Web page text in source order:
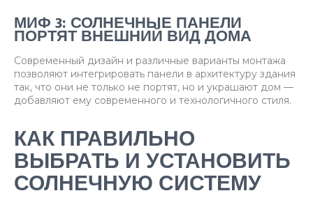
МИФ 3: СОЛНЕЧНЫЕ ПАНЕЛИ
ПОРТЯТ ВНЕШНИЙ ВИД ДОМА
Современный дизайн и различные варианты монтажа
позволяют интегрировать панели в архитектуру здания
так, что они не только не портят, но и украшают дом —
добавляют ему современного и технологичного стиля.
КАК ПРАВИЛЬНО
ВЫБРАТЬ И УСТАНОВИТЬ
СОЛНЕЧНУЮ СИСТЕМУ